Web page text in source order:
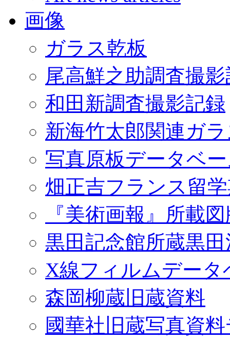
画像
ガラス乾板
尾高鮮之助調査撮
和田新調査撮影記録
新海竹太郎関連ガ
写真原板データベ
畑正吉フランス留
『美術画報』所載
黒田記念館所蔵黒
X線フィルムデータ
森岡柳蔵旧蔵資料
國華社旧蔵写真資